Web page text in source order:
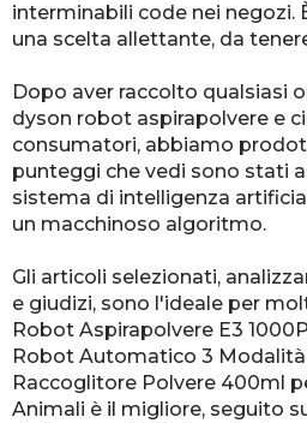
interminabili code nei
una scelta allettante, da
Dopo aver raccolto qualsiasi
dyson robot aspirapolvere e
consumatori, abbiamo
punteggi che vedi sono stati
sistema di intelligenza
un macchinoso algoritmo.
Gli articoli selezionati,
e giudizi, sono l'ideale per
Robot Aspirapolvere E3
Robot Automatico 3 Modalità
Raccoglitore Polvere 400ml
Animali è il migliore, seguito